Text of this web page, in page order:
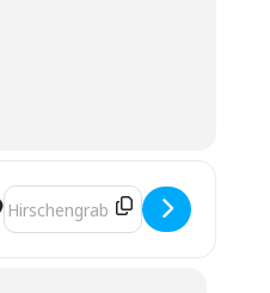
- JUGENDarbeitZHmorge
Destination Address -